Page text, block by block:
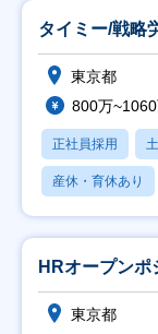
タイミー/戦略
東京都
800万
正社員採用
産休・育休あり
HRオープンポ
東京都